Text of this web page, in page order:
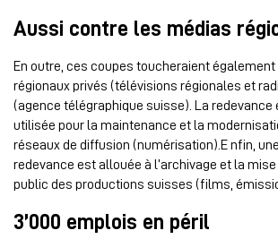
Aussi contre les médias
En outre, ces coupes toucheraient
régionaux privés (télévisions régionales et
(agence télégraphique suisse). La
utilisée pour la maintenance et la
réseaux de diffusion (numérisation).E nfin,
redevance est allouée à l’archivage et la
public des productions suisses (films,
3’000 emplois en péril